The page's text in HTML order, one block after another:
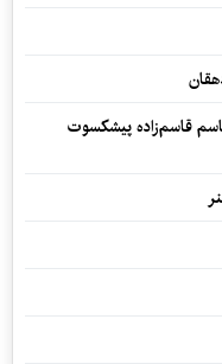
قاسم‌زاده پیشکسوت